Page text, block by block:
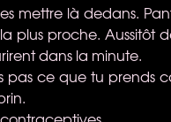
mettre là dedans.
plus proche. Aussitôt
dans la minute.
pas ce que tu prends